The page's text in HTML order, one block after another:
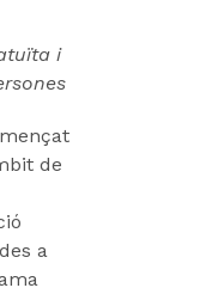
i
de
a